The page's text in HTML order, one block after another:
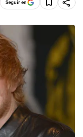
Seguir en